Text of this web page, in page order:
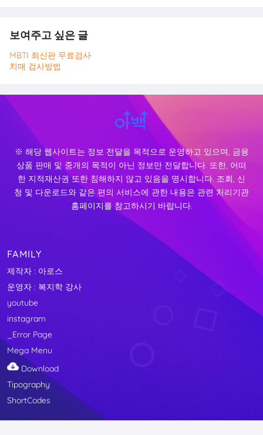
보여주고 싶은 글
MBTI 최신판 무료검사
치매 검사방법
※ 해당 웹사이트는 정보 전달을 목적으로 운영하고 있으며, 금융
상품 판매 및 중개의 목적이 아닌 정보만 전달합니다. 또한, 어떠
한 지적재산권 또한 침해하지 않고 있음을 명시합니다. 조회, 신
청 및 다운로드와 같은 편의 서비스에 관한 내용은 관련 처리기관
홈페이지를 참고하시기 바랍니다.
FAMILY
제작자 : 아로스
운영자 : 복지학 강사
youtube
instagram
_Error Page
Mega Menu
Download
Tipography
ShortCodes